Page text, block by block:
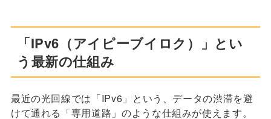
「IPv6（アイピーブイロク）」とい
う最新の仕組み
最近の光回線では「IPv6」という、データの渋滞を避
けて通れる「専用道路」のような仕組みが使えます。